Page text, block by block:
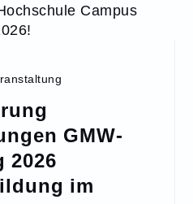
GMW-
2026
im